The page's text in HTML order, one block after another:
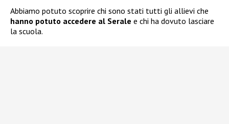
Abbiamo potuto scoprire chi sono stati tutti gli allievi che
hanno potuto accedere al Serale e chi ha dovuto lasciare
la scuola.